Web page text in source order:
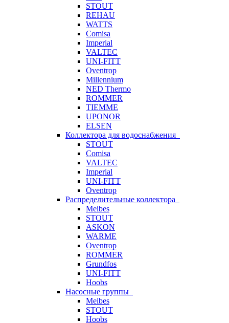
STOUT
REHAU
WATTS
Comisa
Imperial
VALTEC
UNI-FITT
Oventrop
Millennium
NED Thermo
ROMMER
TIEMME
UPONOR
ELSEN
Коллектора для водоснабжения
STOUT
Comisa
VALTEC
Imperial
UNI-FITT
Oventrop
Распределительные коллектора
Meibes
STOUT
ASKON
WARME
Oventrop
ROMMER
Grundfos
UNI-FITT
Hoobs
Насосные группы
Meibes
STOUT
Hoobs